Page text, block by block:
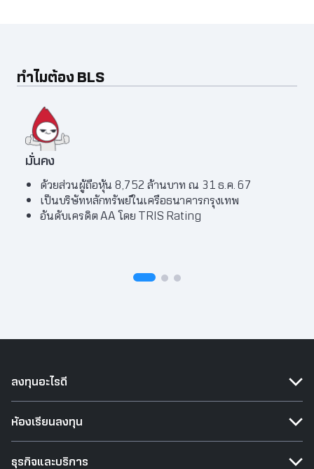
ทำไมต้อง BLS
มั่นคง
ด้วยส่วนผู้ถือหุ้น 8,752 ล้านบาท ณ 31 ธ.ค. 67
เป็นบริษัทหลักทรัพย์ในเครือธนาคารกรุงเทพ
อันดับเครดิต AA โดย TRIS Rating
ลงทุนอะไรดี
ห้องเรียนลงทุน
ธุรกิจและบริการ